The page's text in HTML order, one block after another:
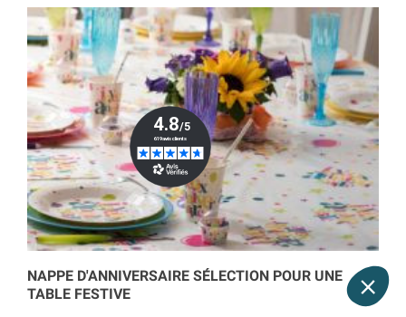
NAPPE D'ANNIVERSAIRE SÉLECTION POUR UNE
TABLE FESTIVE